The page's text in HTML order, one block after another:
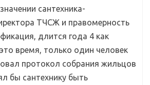
сантехника-
ТЧСЖ и правомерность
длится года 4 как
время, только один человек
протокол собрания жильцов
бы сантехнику быть